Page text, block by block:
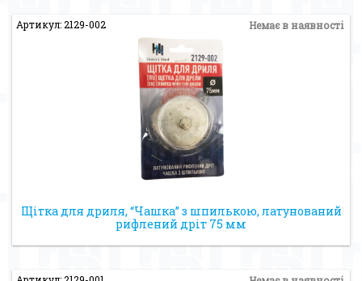
Артикул: 2129-002 Немає в наявності
Щітка для дриля, “Чашка” з шпилькою, латунований
рифлений дріт 75 мм